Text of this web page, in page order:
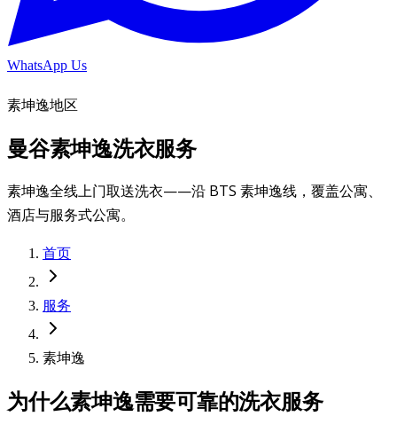
WhatsApp Us
素坤逸地区
曼谷素坤逸洗衣服务
素坤逸全线上门取送洗衣——沿 BTS 素坤逸线，覆盖公寓、
酒店与服务式公寓。
首页
服务
素坤逸
为什么素坤逸需要可靠的洗衣服务